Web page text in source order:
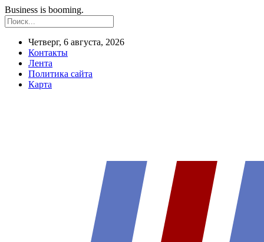
Business is booming.
Четверг, 6 августа, 2026
Контакты
Лента
Политика сайта
Карта